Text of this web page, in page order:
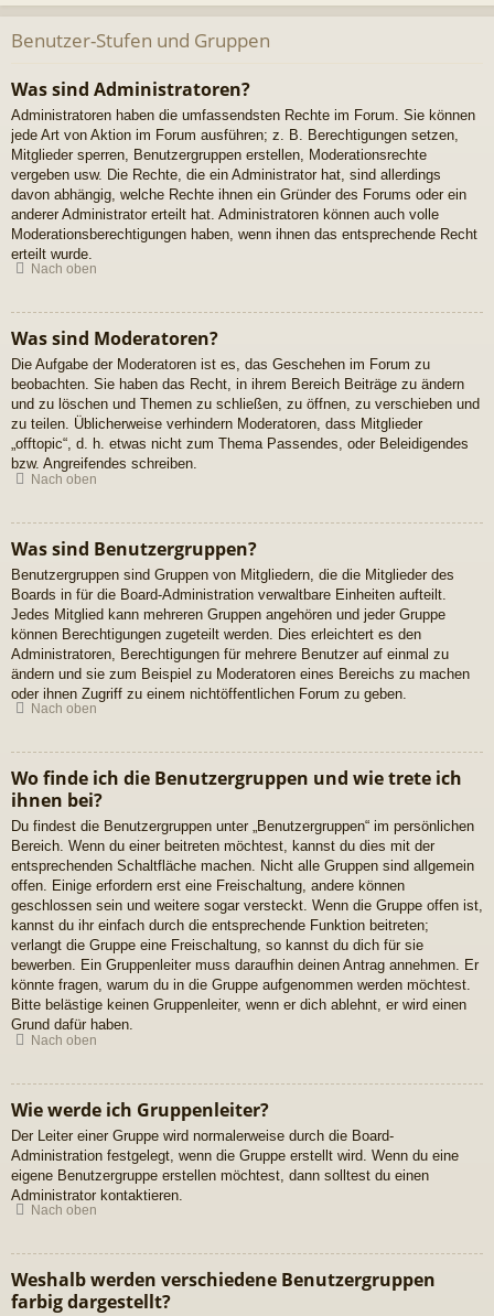
Benutzer-Stufen und Gruppen
Was sind Administratoren?
Administratoren haben die umfassendsten Rechte im Forum. Sie können
jede Art von Aktion im Forum ausführen; z. B. Berechtigungen setzen,
Mitglieder sperren, Benutzergruppen erstellen, Moderationsrechte
vergeben usw. Die Rechte, die ein Administrator hat, sind allerdings
davon abhängig, welche Rechte ihnen ein Gründer des Forums oder ein
anderer Administrator erteilt hat. Administratoren können auch volle
Moderationsberechtigungen haben, wenn ihnen das entsprechende Recht
erteilt wurde.
Nach oben
Was sind Moderatoren?
Die Aufgabe der Moderatoren ist es, das Geschehen im Forum zu
beobachten. Sie haben das Recht, in ihrem Bereich Beiträge zu ändern
und zu löschen und Themen zu schließen, zu öffnen, zu verschieben und
zu teilen. Üblicherweise verhindern Moderatoren, dass Mitglieder
„offtopic“, d. h. etwas nicht zum Thema Passendes, oder Beleidigendes
bzw. Angreifendes schreiben.
Nach oben
Was sind Benutzergruppen?
Benutzergruppen sind Gruppen von Mitgliedern, die die Mitglieder des
Boards in für die Board-Administration verwaltbare Einheiten aufteilt.
Jedes Mitglied kann mehreren Gruppen angehören und jeder Gruppe
können Berechtigungen zugeteilt werden. Dies erleichtert es den
Administratoren, Berechtigungen für mehrere Benutzer auf einmal zu
ändern und sie zum Beispiel zu Moderatoren eines Bereichs zu machen
oder ihnen Zugriff zu einem nichtöffentlichen Forum zu geben.
Nach oben
Wo finde ich die Benutzergruppen und wie trete ich
ihnen bei?
Du findest die Benutzergruppen unter „Benutzergruppen“ im persönlichen
Bereich. Wenn du einer beitreten möchtest, kannst du dies mit der
entsprechenden Schaltfläche machen. Nicht alle Gruppen sind allgemein
offen. Einige erfordern erst eine Freischaltung, andere können
geschlossen sein und weitere sogar versteckt. Wenn die Gruppe offen ist,
kannst du ihr einfach durch die entsprechende Funktion beitreten;
verlangt die Gruppe eine Freischaltung, so kannst du dich für sie
bewerben. Ein Gruppenleiter muss daraufhin deinen Antrag annehmen. Er
könnte fragen, warum du in die Gruppe aufgenommen werden möchtest.
Bitte belästige keinen Gruppenleiter, wenn er dich ablehnt, er wird einen
Grund dafür haben.
Nach oben
Wie werde ich Gruppenleiter?
Der Leiter einer Gruppe wird normalerweise durch die Board-
Administration festgelegt, wenn die Gruppe erstellt wird. Wenn du eine
eigene Benutzergruppe erstellen möchtest, dann solltest du einen
Administrator kontaktieren.
Nach oben
Weshalb werden verschiedene Benutzergruppen
farbig dargestellt?